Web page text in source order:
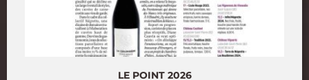
LE POINT 2026